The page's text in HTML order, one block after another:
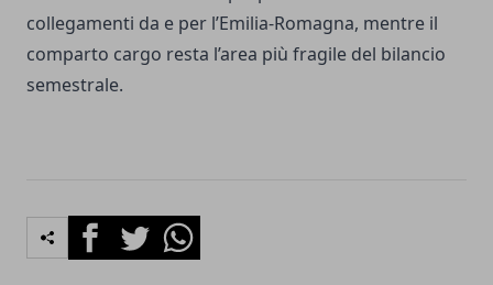
collegamenti da e per l’Emilia-Romagna, mentre il
comparto cargo resta l’area più fragile del bilancio
semestrale.
FacebookTwitterWhatsapp